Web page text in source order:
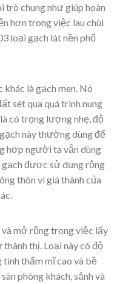
trò chung như giúp hoàn
hơn trong việc lau chùi
loại gạch lát nền phổ
khác là gạch men. Nó
sét qua quá trình nung
có trọng lượng nhẹ, độ
này thường dùng để
hợp người ta vẫn dùng
gạch được sử dụng rộng
thôn vì giá thành của
mở rộng trong việc lấy
thị. Loại này có độ
tính thẩm mĩ cao và bề
phòng khách, sảnh và